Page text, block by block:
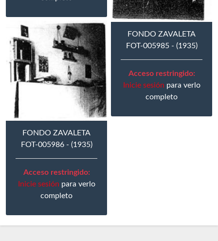
FONDO ZAVALETA
FOT-005985 - (1935)
Acceso restringido:
Inicie sesión para verlo
completo
FONDO ZAVALETA
FOT-005986 - (1935)
Acceso restringido:
Inicie sesión para verlo
completo